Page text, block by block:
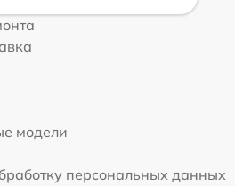
модели
персональных данных